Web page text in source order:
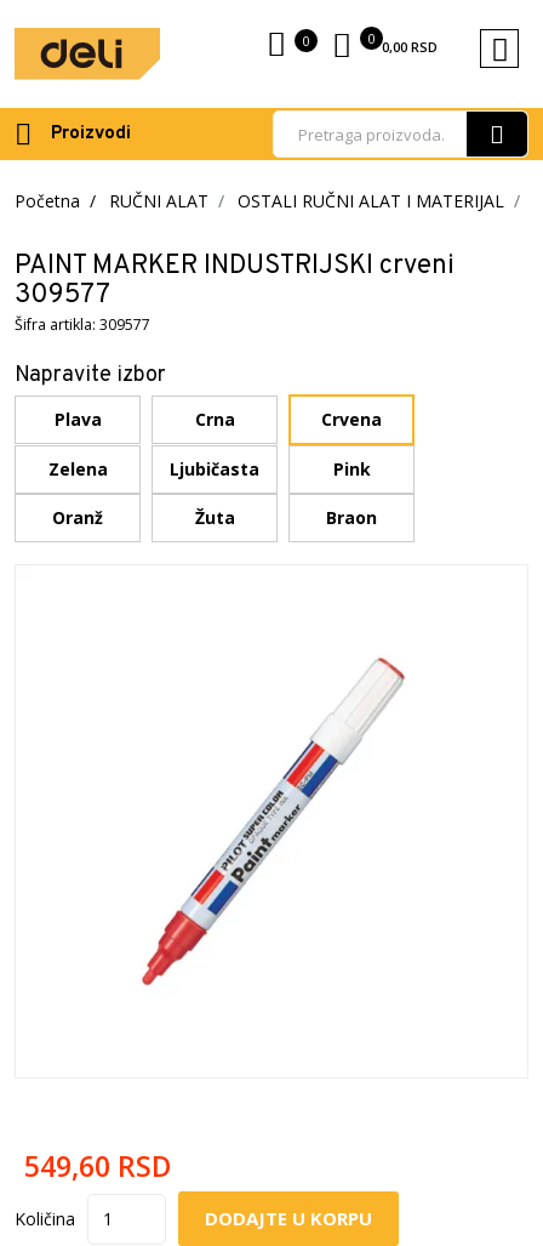
Proizvodi
0 0,00 RSD
0
Početna RUČNI ALAT OSTALI RUČNI ALAT I MATERIJAL
PAINT MARKER INDUSTRIJSKI crveni
309577
Šifra artikla: 309577
Napravite izbor
Plava Crna Crvena
Zelena Ljubičasta Pink
Oranž Žuta Braon
549,60 RSD
Količina DODAJTE U KORPU